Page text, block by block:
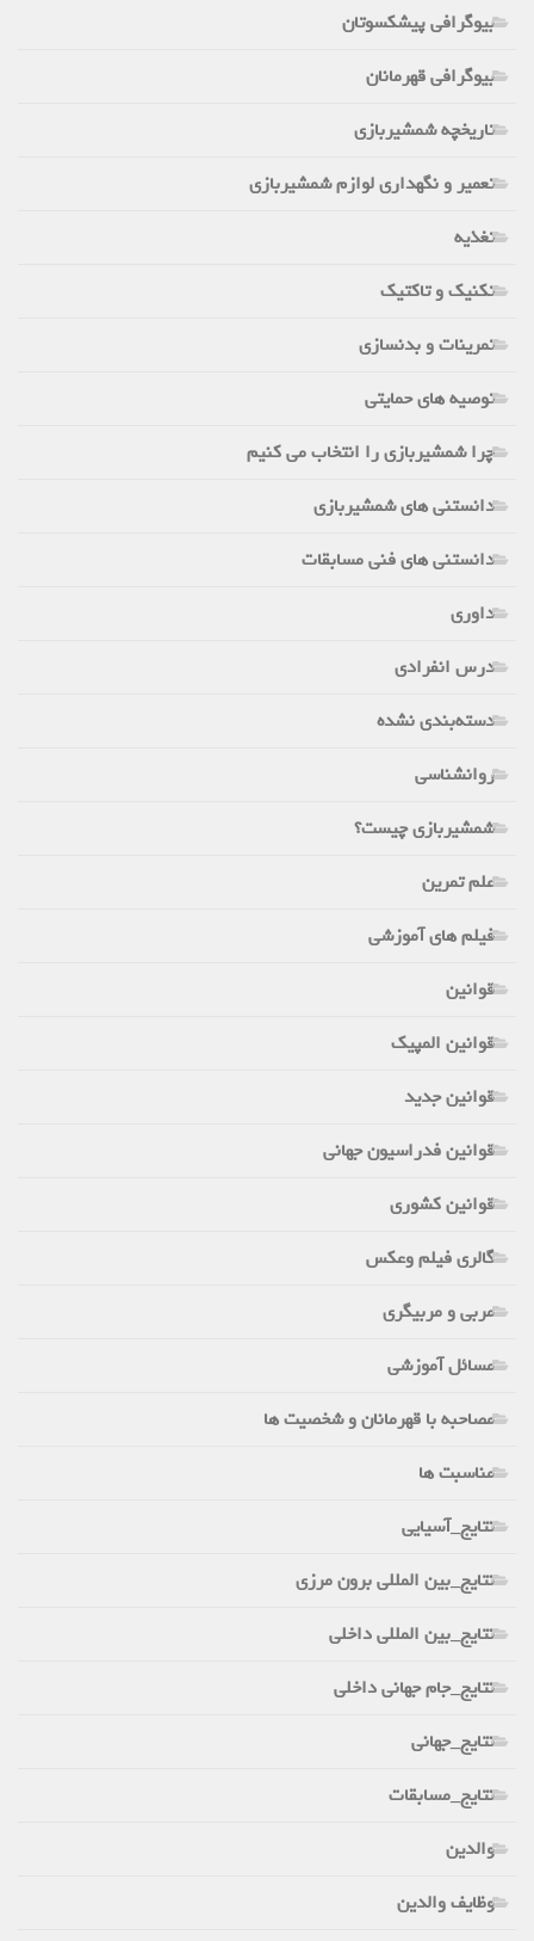
بیوگرافی پیشکسوتان
بیوگرافی قهرمانان
تاریخچه شمشیربازی
تعمیر و نگهداری لوازم شمشیربازی
تغذیه
تکنیک و تاکتیک
تمرینات و بدنسازی
توصیه های حمایتی
چرا شمشیربازی را انتخاب می کنیم
دانستنی های شمشیربازی
دانستنی های فنی مسابقات
داوری
درس انفرادی
دسته‌بندی نشده
روانشناسی
شمشیربازی چیست؟
علم تمرین
فیلم های آموزشی
قوانین
قوانین المپیک
قوانین جدید
قوانین فدراسیون جهانی
قوانین کشوری
گالری فیلم وعکس
مربی و مربیگری
مسائل آموزشی
مصاحبه با قهرمانان و شخصیت ها
مناسبت ها
نتایج_آسیایی
نتایج_بین المللی برون مرزی
نتایج_بین المللی داخلی
نتایج_جام جهانی داخلی
نتایج_جهانی
نتایج_مسابقات
والدین
وظایف والدین